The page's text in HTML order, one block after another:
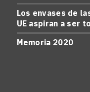
Los envases de
UE aspiran a ser
Memoria 2020